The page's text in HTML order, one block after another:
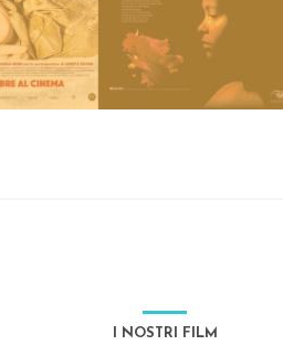
I NOSTRI FILM